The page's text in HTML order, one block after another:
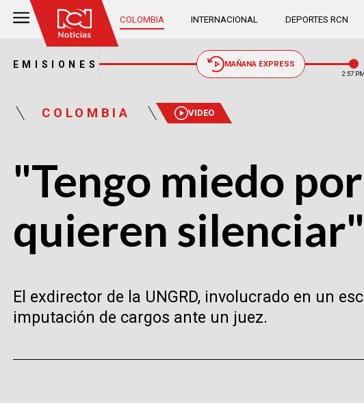
COLOMBIA INTERNACIONAL DEPORTES RCN
EMISIONES MAÑANA EXPRESS
2:57 PM
COLOMBIA VIDEO
"Tengo miedo
quieren
El exdirector de la UNGRD, involucrado en un
imputación de cargos ante un juez.